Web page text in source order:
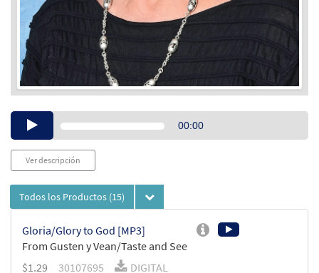
Audio00:00
Ver descripción
Todos los Productos (15)
Gloria/Glory to God [MP3]
From Gusten y Vean/Taste and See
$1.29 30107695 DIGITAL